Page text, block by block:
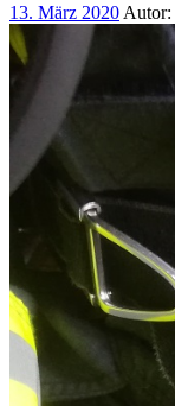
13. März 2020 Autor: